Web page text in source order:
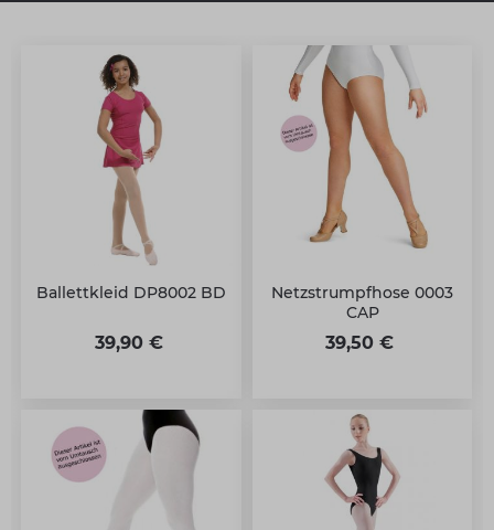
Ballettkleid DP8002 BD
39,90 €
Netzstrumpfhose 0003
CAP
39,50 €